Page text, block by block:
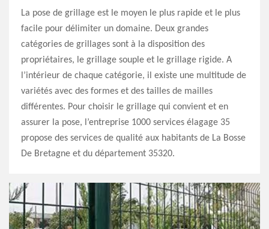
La pose de grillage est le moyen le plus rapide et le plus
facile pour délimiter un domaine. Deux grandes
catégories de grillages sont à la disposition des
propriétaires, le grillage souple et le grillage rigide. A
l’intérieur de chaque catégorie, il existe une multitude de
variétés avec des formes et des tailles de mailles
différentes. Pour choisir le grillage qui convient et en
assurer la pose, l’entreprise 1000 services élagage 35
propose des services de qualité aux habitants de La Bosse
De Bretagne et du département 35320.